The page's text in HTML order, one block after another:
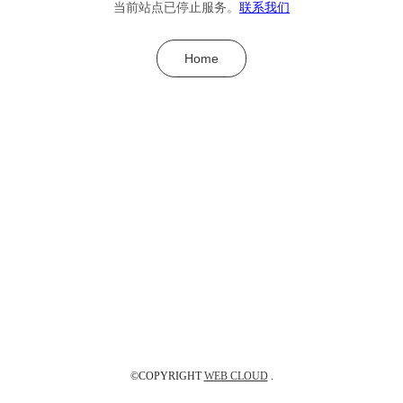
当前站点已停止服务。 联系我们
Home
©COPYRIGHTWEB CLOUD.